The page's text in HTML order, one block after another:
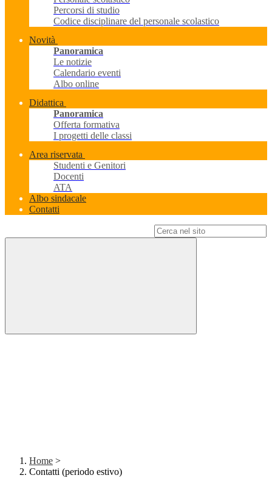
Percorsi di studio
Codice disciplinare del personale scolastico
Novità
Panoramica
Le notizie
Calendario eventi
Albo online
Didattica
Panoramica
Offerta formativa
I progetti delle classi
Area riservata
Studenti e Genitori
Docenti
ATA
Albo sindacale
Contatti
Home >
Contatti (periodo estivo)